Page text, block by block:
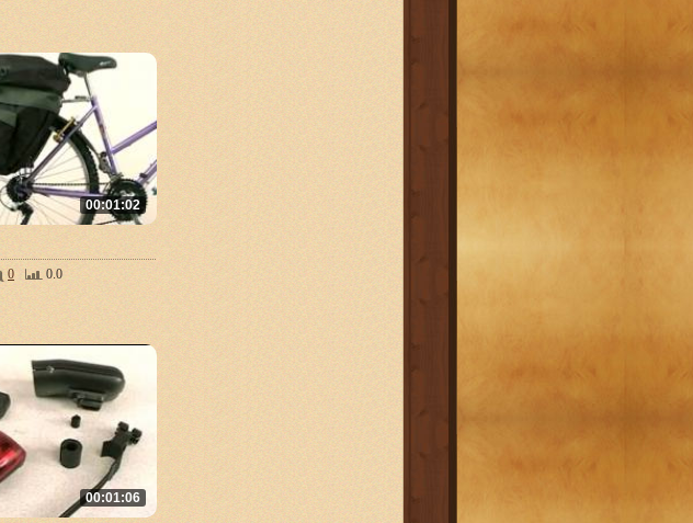
00:01:02
0 0.0
00:01:06